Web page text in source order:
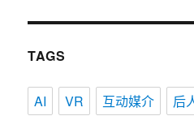
TAGS
AI VR 互动媒介 后